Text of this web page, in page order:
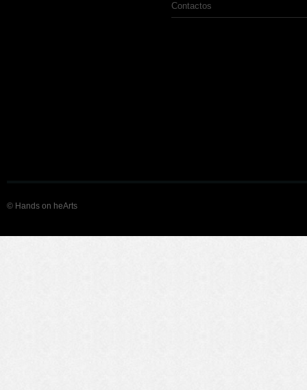
Contactos
© Hands on heArts